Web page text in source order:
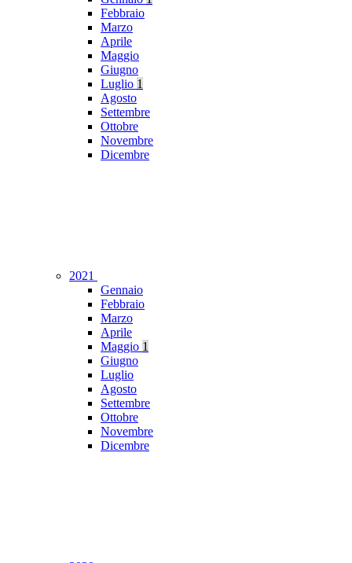
Febbraio
Marzo
Aprile
Maggio
Giugno
Luglio 1
Agosto
Settembre
Ottobre
Novembre
Dicembre
2021
Gennaio
Febbraio
Marzo
Aprile
Maggio 1
Giugno
Luglio
Agosto
Settembre
Ottobre
Novembre
Dicembre